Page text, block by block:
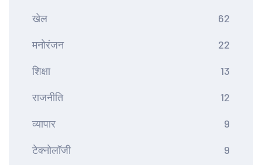
खेल 62
मनोरंजन 22
शिक्षा 13
राजनीति 12
व्यापार 9
टेक्नोलॉजी 9